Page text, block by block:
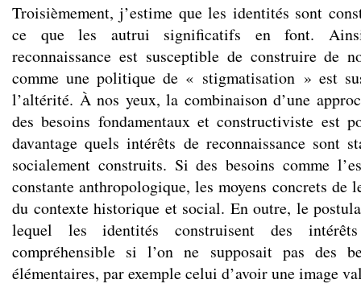
Troisièmement, j’estime que les identités sont
ce que les autrui significatifs en font.
reconnaissance est susceptible de construire de
comme une politique de « stigmatisation » est
l’altérité. À nos yeux, la combinaison d’une
des besoins fondamentaux et constructiviste est
davantage quels intérêts de reconnaissance sont
socialement construits. Si des besoins comme
constante anthropologique, les moyens concrets de
du contexte historique et social. En outre, le
lequel les identités construisent des
compréhensible si l’on ne supposait pas des
élémentaires, par exemple celui d’avoir une image